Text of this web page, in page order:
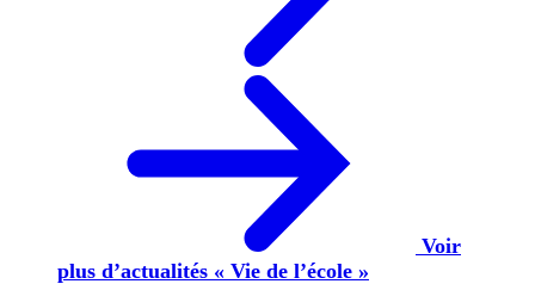
Voir
plus d’actualités « Vie de l’école »